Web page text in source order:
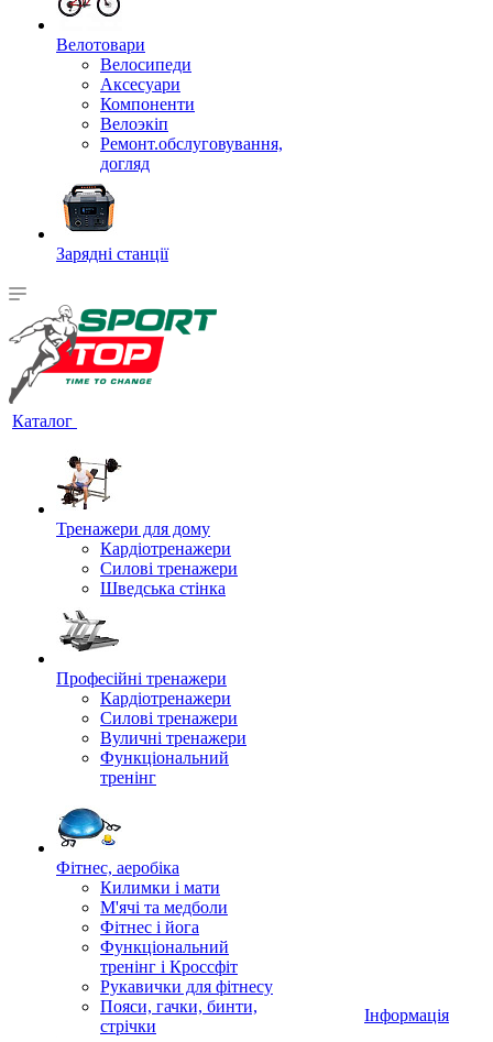
Велотовари
Велосипеди
Аксесуари
Компоненти
Велоэкіп
Ремонт.обслуговування,
догляд
Зарядні станції
Каталог
Тренажери для дому
Кардіотренажери
Силові тренажери
Шведська стінка
Професійні тренажери
Кардіотренажери
Силові тренажери
Вуличні тренажери
Функціональний
тренінг
Фітнес, аеробіка
Килимки і мати
М'ячі та медболи
Фітнес і йога
Функціональний
тренінг і Кроссфіт
Рукавички для фітнесу
Пояси, гачки, бинти,
стрічки
Інформація